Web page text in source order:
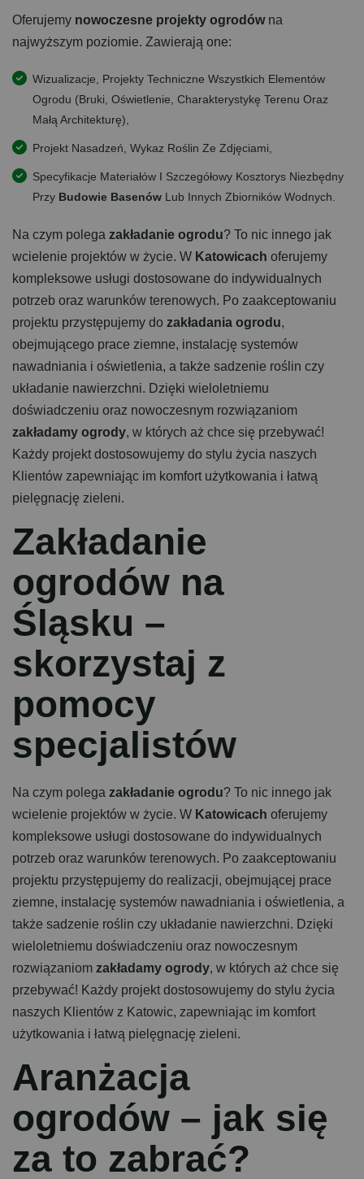
Oferujemy nowoczesne projekty ogrodówna
najwyższym poziomie. Zawierają one:
Wizualizacje, Projekty Techniczne Wszystkich Elementów
Ogrodu (bruki, Oświetlenie, Charakterystykę Terenu Oraz
Małą Architekturę),
Projekt Nasadzeń, Wykaz Roślin Ze Zdjęciami,
Specyfikacje Materiałów I Szczegółowy Kosztorys Niezbędny
Przy Budowie Basenów Lub Innych Zbiorników Wodnych.
Na czym polega zakładanie ogrodu? To nic innego jak
wcielenie projektów w życie. W Katowicach oferujemy
kompleksowe usługi dostosowane do indywidualnych
potrzeb oraz warunków terenowych. Po zaakceptowaniu
projektu przystępujemy do zakładania ogrodu,
obejmującego prace ziemne, instalację systemów
nawadniania i oświetlenia, a także sadzenie roślin czy
układanie nawierzchni. Dzięki wieloletniemu
doświadczeniu oraz nowoczesnym rozwiązaniom
zakładamy ogrody, w których aż chce się przebywać!
Każdy projekt dostosowujemy do stylu życia naszych
Klientów zapewniając im komfort użytkowania i łatwą
pielęgnację zieleni.
Zakładanie
ogrodów na
Śląsku –
skorzystaj z
pomocy
specjalistów
Na czym polega zakładanie ogrodu? To nic innego jak
wcielenie projektów w życie. W Katowicach oferujemy
kompleksowe usługi dostosowane do indywidualnych
potrzeb oraz warunków terenowych. Po zaakceptowaniu
projektu przystępujemy do realizacji, obejmującej prace
ziemne, instalację systemów nawadniania i oświetlenia, a
także sadzenie roślin czy układanie nawierzchni. Dzięki
wieloletniemu doświadczeniu oraz nowoczesnym
rozwiązaniom zakładamy ogrody, w których aż chce się
przebywać! Każdy projekt dostosowujemy do stylu życia
naszych Klientów z Katowic, zapewniając im komfort
użytkowania i łatwą pielęgnację zieleni.
Aranżacja
ogrodów – jak się
za to zabrać?